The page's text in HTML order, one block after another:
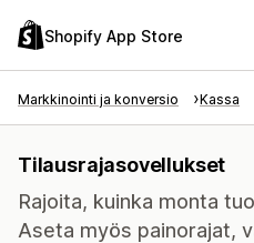
Shopify App Store
Markkinointi ja konversio Kassa
Tilausrajasovellukset
Rajoita, kuinka monta
Aseta myös painorajat,